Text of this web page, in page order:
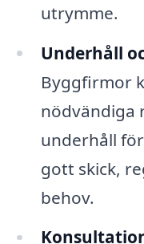
utrymme.
Underhåll
Byggfirmor
nödvändiga
underhåll
gott skick,
behov.